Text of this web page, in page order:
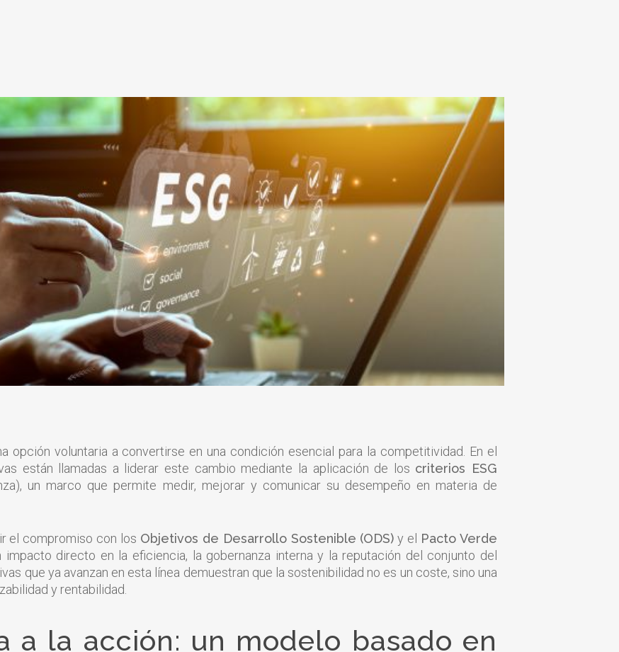
opción voluntaria a convertirse en una condición esencial para la competitividad. En el
están llamadas a liderar este cambio mediante la aplicación de los criterios ESG
un marco que permite medir, mejorar y comunicar su desempeño en materia de
el compromiso con los Objetivos de Desarrollo Sostenible (ODS) y el Pacto Verde
directo en la eficiencia, la gobernanza interna y la reputación del conjunto del
que ya avanzan en esta línea demuestran que la sostenibilidad no es un coste, sino una
y rentabilidad.
a la acción: un modelo basado en